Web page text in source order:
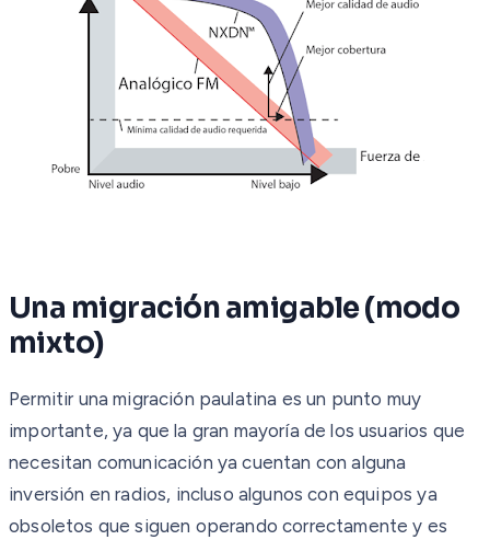
Una migración amigable (modo
mixto)
Permitir una migración paulatina es un punto muy
importante, ya que la gran mayoría de los usuarios que
necesitan comunicación ya cuentan con alguna
inversión en radios, incluso algunos con equipos ya
obsoletos que siguen operando correctamente y es